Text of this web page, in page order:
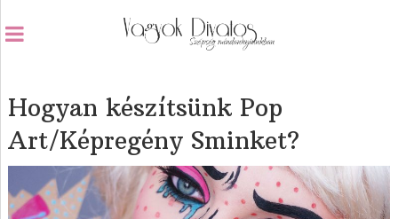
Hogyan készítsünk Pop
Art/Képregény Sminket?